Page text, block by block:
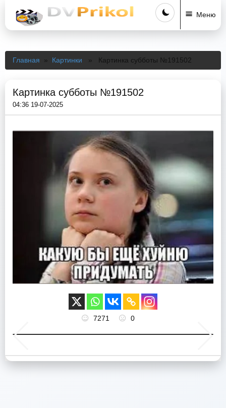
Меню
Главная » Картинки » Картинка субботы №191502
Картинка субботы №191502
04:36 19-07-2025
7271 0